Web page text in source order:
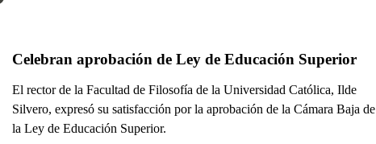
Celebran aprobación de Ley de Educación Superior
El rector de la Facultad de Filosofía de la Universidad Católica, Ilde
Silvero, expresó su satisfacción por la aprobación de la Cámara Baja de
la Ley de Educación Superior.